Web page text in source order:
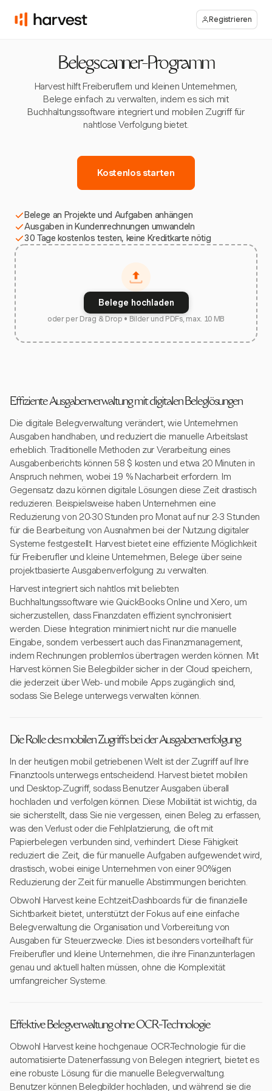
Registrieren
Belegscanner-Programm
Harvest hilft Freiberuflern und kleinen Unternehmen,
Belege einfach zu verwalten, indem es sich mit
Buchhaltungssoftware integriert und mobilen Zugriff für
nahtlose Verfolgung bietet.
Kostenlos starten
Belege an Projekte und Aufgaben anhängen
Ausgaben in Kundenrechnungen umwandeln
30 Tage kostenlos testen, keine Kreditkarte nötig
Belege hochladen
oder per Drag & Drop • Bilder und PDFs, max. 10 MB
Effiziente Ausgabenverwaltung mit digitalen Beleglösungen
Die digitale Belegverwaltung verändert, wie Unternehmen
Ausgaben handhaben, und reduziert die manuelle Arbeitslast
erheblich. Traditionelle Methoden zur Verarbeitung eines
Ausgabenberichts können 58 $ kosten und etwa 20 Minuten in
Anspruch nehmen, wobei 19 % Nacharbeit erfordern. Im
Gegensatz dazu können digitale Lösungen diese Zeit drastisch
reduzieren. Beispielsweise haben Unternehmen eine
Reduzierung von 20-30 Stunden pro Monat auf nur 2-3 Stunden
für die Bearbeitung von Ausnahmen bei der Nutzung digitaler
Systeme festgestellt. Harvest bietet eine effiziente Möglichkeit
für Freiberufler und kleine Unternehmen, Belege über seine
projektbasierte Ausgabenverfolgung zu verwalten.
Harvest integriert sich nahtlos mit beliebten
Buchhaltungssoftware wie QuickBooks Online und Xero, um
sicherzustellen, dass Finanzdaten effizient synchronisiert
werden. Diese Integration minimiert nicht nur die manuelle
Eingabe, sondern verbessert auch das Finanzmanagement,
indem Rechnungen problemlos übertragen werden können. Mit
Harvest können Sie Belegbilder sicher in der Cloud speichern,
die jederzeit über Web- und mobile Apps zugänglich sind,
sodass Sie Belege unterwegs verwalten können.
Die Rolle des mobilen Zugriffs bei der Ausgabenverfolgung
In der heutigen mobil getriebenen Welt ist der Zugriff auf Ihre
Finanztools unterwegs entscheidend. Harvest bietet mobilen
und Desktop-Zugriff, sodass Benutzer Ausgaben überall
hochladen und verfolgen können. Diese Mobilität ist wichtig, da
sie sicherstellt, dass Sie nie vergessen, einen Beleg zu erfassen,
was den Verlust oder die Fehlplatzierung, die oft mit
Papierbelegen verbunden sind, verhindert. Diese Fähigkeit
reduziert die Zeit, die für manuelle Aufgaben aufgewendet wird,
drastisch, wobei einige Unternehmen von einer 90%igen
Reduzierung der Zeit für manuelle Abstimmungen berichten.
Obwohl Harvest keine Echtzeit-Dashboards für die finanzielle
Sichtbarkeit bietet, unterstützt der Fokus auf eine einfache
Belegverwaltung die Organisation und Vorbereitung von
Ausgaben für Steuerzwecke. Dies ist besonders vorteilhaft für
Freiberufler und kleine Unternehmen, die ihre Finanzunterlagen
genau und aktuell halten müssen, ohne die Komplexität
umfangreicher Systeme.
Effektive Belegverwaltung ohne OCR-Technologie
Obwohl Harvest keine hochgenaue OCR-Technologie für die
automatisierte Datenerfassung von Belegen integriert, bietet es
eine robuste Lösung für die manuelle Belegverwaltung.
Benutzer können Belegbilder hochladen, und während sie die